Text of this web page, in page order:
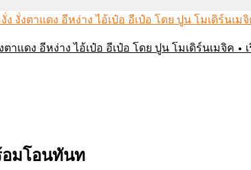
าแดง อีหง่าง ไอ้เป๋อ อีเป๋อ โดย ปูน โมเดิร์นเมจิค
อมโอนทันท